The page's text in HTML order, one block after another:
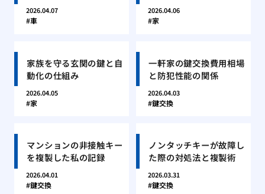
2026.04.07
車
2026.04.06
家
家族を守る玄関の鍵と自
動化の仕組み
2026.04.05
家
一軒家の鍵交換費用相場
と防犯性能の関係
2026.04.03
鍵交換
マンションの非接触キー
を複製した私の記録
2026.04.01
鍵交換
ノンタッチキーが故障し
た際の対処法と複製術
2026.03.31
鍵交換